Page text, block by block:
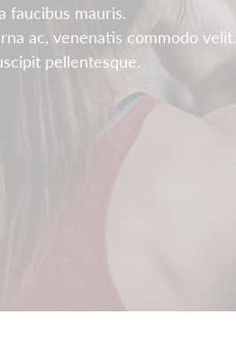
faucibus mauris.
ac, venenatis commodo velit.
pellentesque.